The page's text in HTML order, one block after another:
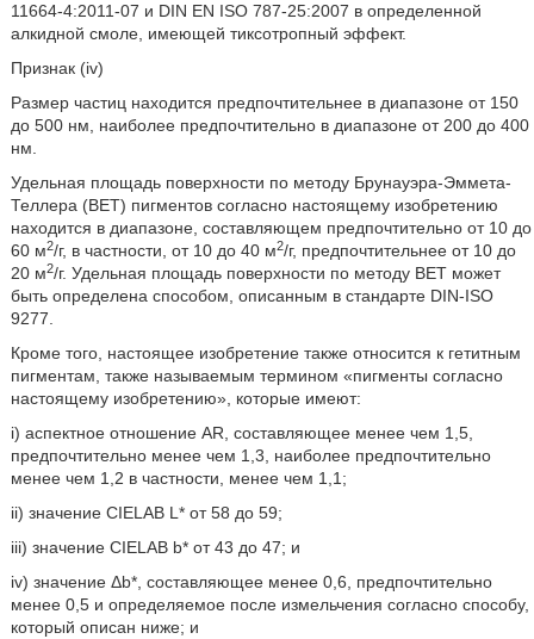
11664-4:2011-07 и DIN EN ISO 787-25:2007 в определенной
алкидной смоле, имеющей тиксотропный эффект.
Признак (iv)
Размер частиц находится предпочтительнее в диапазоне от 150
до 500 нм, наиболее предпочтительно в диапазоне от 200 до 400
нм.
Удельная площадь поверхности по методу Брунауэра-Эммета-
Теллера (BET) пигментов согласно настоящему изобретению
находится в диапазоне, составляющем предпочтительно от 10 до
60 м2/г, в частности, от 10 до 40 м2/г, предпочтительнее от 10 до
20 м2/г. Удельная площадь поверхности по методу BET может
быть определена способом, описанным в стандарте DIN-ISO
9277.
Кроме того, настоящее изобретение также относится к гетитным
пигментам, также называемым термином «пигменты согласно
настоящему изобретению», которые имеют:
i) аспектное отношение AR, составляющее менее чем 1,5,
предпочтительно менее чем 1,3, наиболее предпочтительно
менее чем 1,2 в частности, менее чем 1,1;
ii) значение CIELAB L* от 58 до 59;
iii) значение CIELAB b* от 43 до 47; и
iv) значение Δb*, составляющее менее 0,6, предпочтительно
менее 0,5 и определяемое после измельчения согласно способу,
который описан ниже; и